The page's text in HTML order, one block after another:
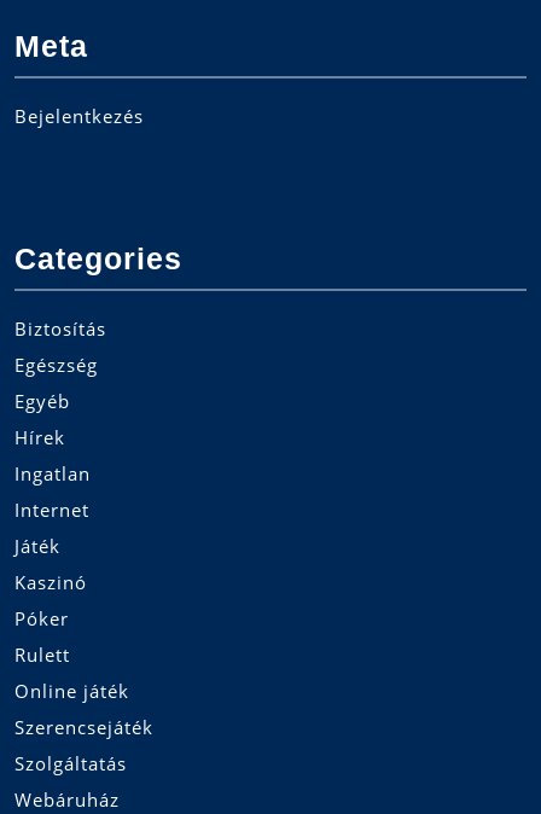
Meta
Bejelentkezés
Categories
Biztosítás
Egészség
Egyéb
Hírek
Ingatlan
Internet
Játék
Kaszinó
Póker
Rulett
Online játék
Szerencsejáték
Szolgáltatás
Webáruház